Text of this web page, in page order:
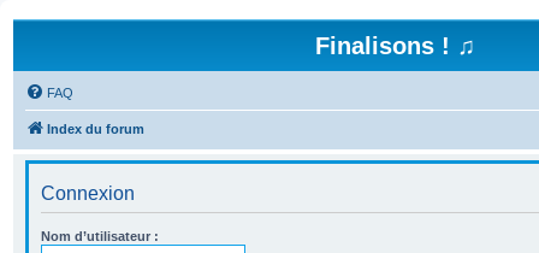
Finalisons ! ♫
FAQ
Index du forum
Connexion
Nom d’utilisateur :